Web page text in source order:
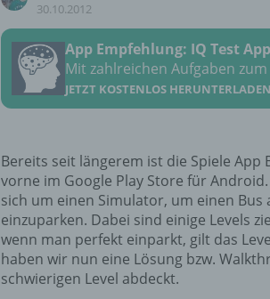
30.10.2012
App Empfehlung: IQ Test App
Mit zahlreichen Aufgaben
JETZT KOSTENLOS HERUNTERLADEN
Bereits seit längerem ist die Spiele App
vorne im Google Play Store für
sich um einen Simulator, um einen Bus
einzuparken. Dabei sind einige Levels
wenn man perfekt einparkt, gilt das
haben wir nun eine Lösung bzw.
schwierigen Level abdeckt.